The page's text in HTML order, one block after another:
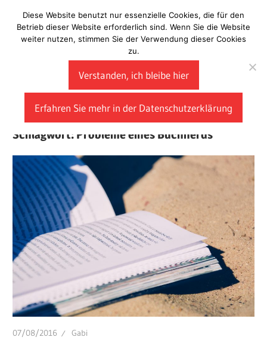
Inhalt
springen
Laberladen
Schlagwort: Probleme eines Buchnerds
07/08/2016 Gabi
Diese Website benutzt nur essenzielle Cookies, die für den
Betrieb dieser Website erforderlich sind. Wenn Sie die Website
weiter nutzen, stimmen Sie der Verwendung dieser Cookies
zu.
Verstanden, ich bleibe hier
Erfahren Sie mehr in der Datenschutzerklärung